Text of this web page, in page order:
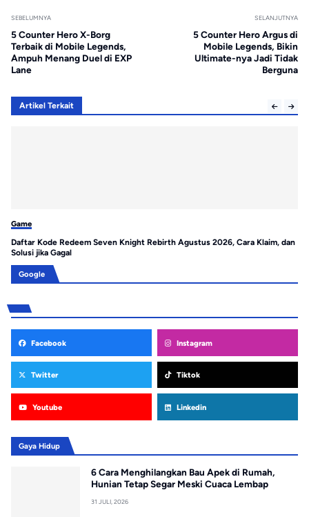
SEBELUMNYA
5 Counter Hero X-Borg
Terbaik di Mobile Legends,
Ampuh Menang Duel di EXP
Lane
SELANJUTNYA
5 Counter Hero Argus di
Mobile Legends, Bikin
Ultimate-nya Jadi Tidak
Berguna
Artikel Terkait
Game
Daftar Kode Redeem Seven Knight Rebirth Agustus 2026, Cara Klaim, dan
Solusi jika Gagal
Google
Facebook Instagram
Twitter Tiktok
Youtube Linkedin
Gaya Hidup
6 Cara Menghilangkan Bau Apek di Rumah,
Hunian Tetap Segar Meski Cuaca Lembap
31 JULI, 2026